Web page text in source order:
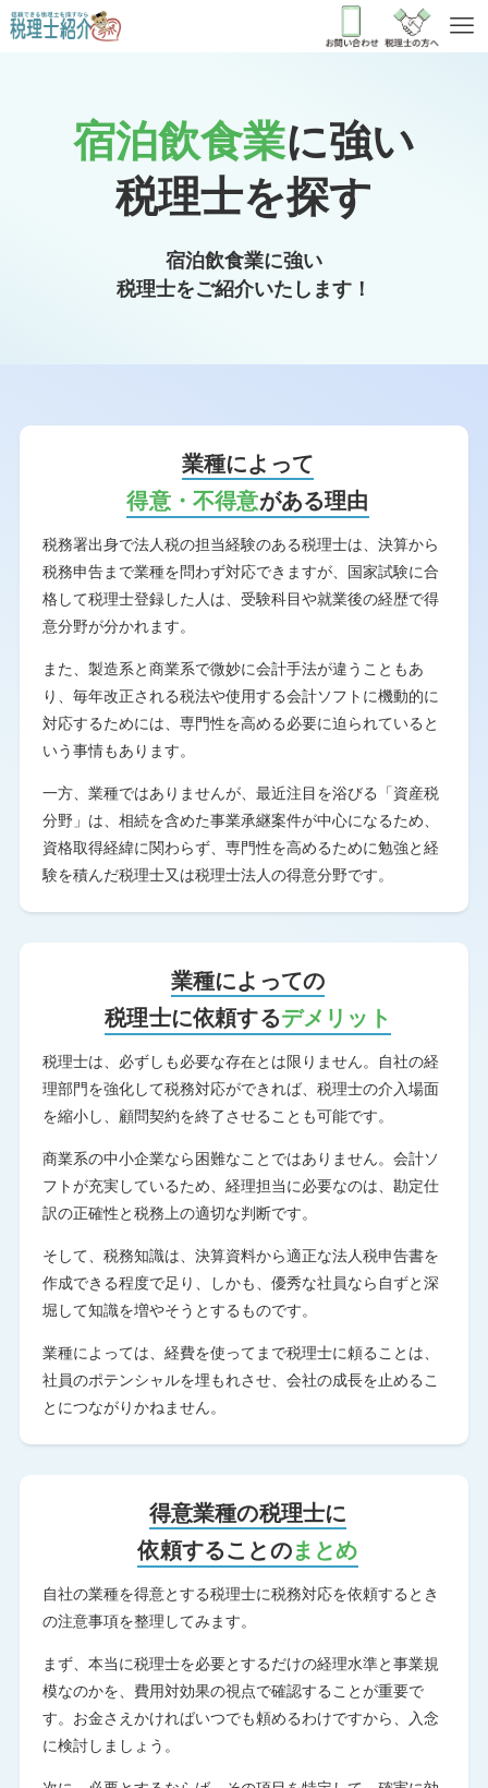
宿泊飲食業に強い
税理士を探す
宿泊飲食業に強い
税理士をご紹介いたします！
業種によって
得意・不得意がある理由
税務署出身で法人税の担当経験のある税理士は、決算から
税務申告まで業種を問わず対応できますが、国家試験に合
格して税理士登録した人は、受験科目や就業後の経歴で得
意分野が分かれます。
また、製造系と商業系で微妙に会計手法が違うこともあ
り、毎年改正される税法や使用する会計ソフトに機動的に
対応するためには、専門性を高める必要に迫られていると
いう事情もあります。
一方、業種ではありませんが、最近注目を浴びる「資産税
分野」は、相続を含めた事業承継案件が中心になるため、
資格取得経緯に関わらず、専門性を高めるために勉強と経
験を積んだ税理士又は税理士法人の得意分野です。
業種によっての
税理士に依頼するデメリット
税理士は、必ずしも必要な存在とは限りません。自社の経
理部門を強化して税務対応ができれば、税理士の介入場面
を縮小し、顧問契約を終了させることも可能です。
商業系の中小企業なら困難なことではありません。会計ソ
フトが充実しているため、経理担当に必要なのは、勘定仕
訳の正確性と税務上の適切な判断です。
そして、税務知識は、決算資料から適正な法人税申告書を
作成できる程度で足り、しかも、優秀な社員なら自ずと深
堀して知識を増やそうとするものです。
業種によっては、経費を使ってまで税理士に頼ることは、
社員のポテンシャルを埋もれさせ、会社の成長を止めるこ
とにつながりかねません。
得意業種の税理士に
依頼することのまとめ
自社の業種を得意とする税理士に税務対応を依頼するとき
の注意事項を整理してみます。
まず、本当に税理士を必要とするだけの経理水準と事業規
模なのかを、費用対効果の視点で確認することが重要で
す。お金さえかければいつでも頼めるわけですから、入念
に検討しましょう。